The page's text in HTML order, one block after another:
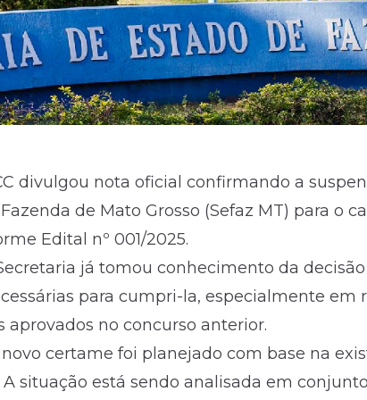
divulgou nota oficial confirmando a
de Mato Grosso (Sefaz MT) para o
Edital nº 001/2025.
já tomou conhecimento da
para cumpri-la, especialmente em
no concurso anterior.
certame foi planejado com base na
situação está sendo analisada em